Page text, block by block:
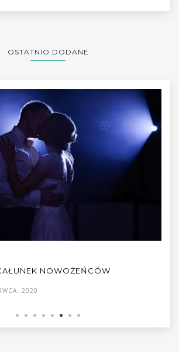
OSTATNIO DODANE
SŁODKI STÓŁ WESELNY LATEM- LEKKI